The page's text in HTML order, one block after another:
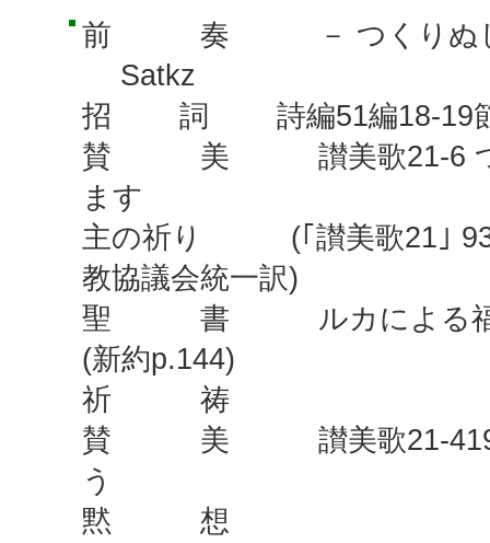
前 奏 － つくりぬしを
Satkz
招 詞 詩編51編18-19節
賛 美 讃美歌21-6 つく
ます
主の祈り (｢讃美歌21｣ 93-
教協議会統一訳)
聖 書 ルカによる福音
(新約p.144)
祈 祷
賛 美 讃美歌21-419 さ
う
黙 想